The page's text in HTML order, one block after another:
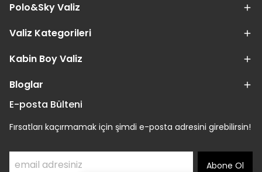
Polo&Sky Valiz
Valiz Kategorileri
Kabin Boy Valiz
Bloglar
E-posta Bülteni
Fırsatları kaçırmamak için şimdi e-posta adresini girebilirsin!
Abone Ol